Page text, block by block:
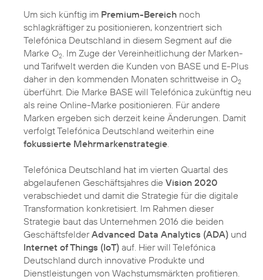
Um sich künftig im Premium-Bereich noch
schlagkräftiger zu positionieren, konzentriert sich
Telefónica Deutschland in diesem Segment auf die
Marke O2. Im Zuge der Vereinheitlichung der Marken-
und Tarifwelt werden die Kunden von BASE und E-Plus
daher in den kommenden Monaten schrittweise in O2
überführt. Die Marke BASE will Telefónica zukünftig neu
als reine Online-Marke positionieren. Für andere
Marken ergeben sich derzeit keine Änderungen. Damit
verfolgt Telefónica Deutschland weiterhin eine
fokussierte Mehrmarkenstrategie.
Telefónica Deutschland hat im vierten Quartal des
abgelaufenen Geschäftsjahres die Vision 2020
verabschiedet und damit die Strategie für die digitale
Transformation konkretisiert. Im Rahmen dieser
Strategie baut das Unternehmen 2016 die beiden
GeschäftsfelderAdvanced Data Analytics (ADA) und
Internet of Things (IoT) auf. Hier will Telefónica
Deutschland durch innovative Produkte und
Dienstleistungen von Wachstumsmärkten profitieren.